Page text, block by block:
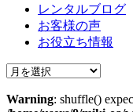
レンタルブログ
お客様の声
お役立ち情報
Warning: shuffle()